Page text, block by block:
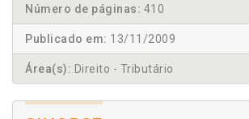
Número de páginas: 410
Publicado em: 13/11/2009
Área(s): Direito - Tributário